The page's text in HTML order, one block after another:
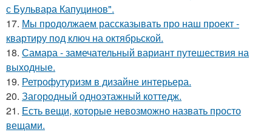
с Бульвара Капуцинов".
17. Мы продолжаем рассказывать про наш проект -
квартиру под ключ на октябрьской.
18. Самара - замечательный вариант путешествия на
выходные.
19. Ретрофутуризм в дизайне интерьера.
20. Загородный одноэтажный коттедж.
21. Есть вещи, которые невозможно назвать просто
вещами.